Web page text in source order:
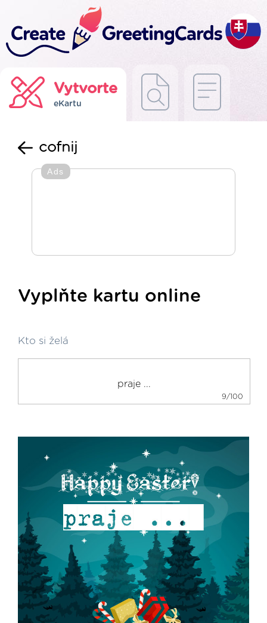
Vytvorte
eKartu
cofnij
Ads
Vyplňte kartu online
Kto si želá
9/100